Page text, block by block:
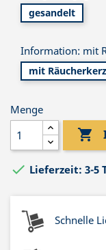
gesandelt
Information: mit
mit
Menge

 Lieferzeit: 3-5
Schnelle